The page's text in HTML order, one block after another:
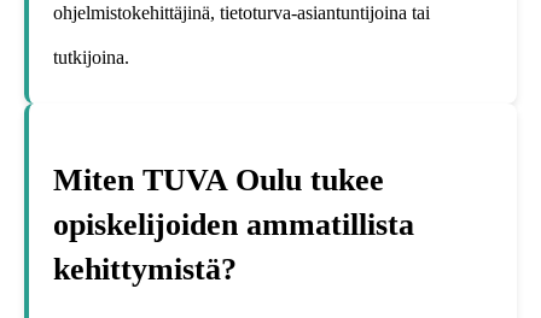
ohjelmistokehittäjinä, tietoturva-asiantuntijoina tai
tutkijoina.
Miten TUVA Oulu tukee
opiskelijoiden ammatillista
kehittymistä?